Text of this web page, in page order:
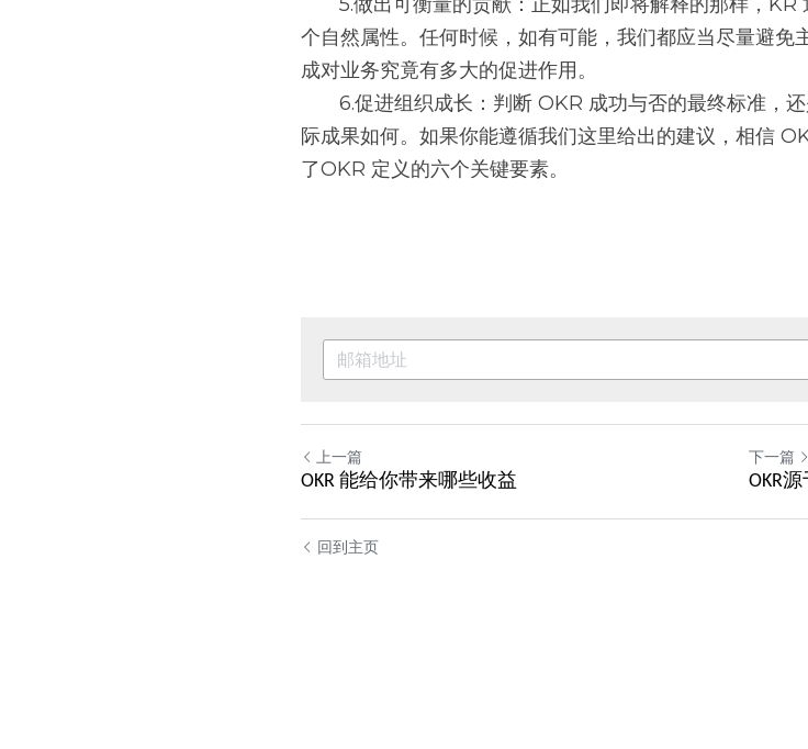
个自然属性。任何时候，如有可能，我们都应当尽量避
成对业务究竟有多大的促进作用。
际成果如何。如果你能遵循我们这里给出的建议，相信
了OKR 定义的六个关键要素。
上一篇
OKR 能给你带来哪些收益
下一篇
OKR
回到主页